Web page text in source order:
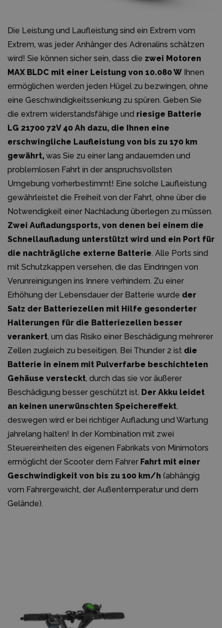
Die Leistung und Laufleistung sind ein Extrem vom
Extrem, was jeder Anhänger des Adrenalins schätzen
wird! Sie können sicher sein, dass die zwei Motoren
MAX BLDC mit einer Leistung von 10.080 W Ihnen
ermöglichen werden jeden Hügel zu bezwingen, ohne
eine Geschwindigkeitssenkung zu spüren. Geben Sie
die extrem widerstandsfähige und riesige Batterie
LG 21700 72V 40 Ah dazu, die Ihnen eine
erschwingliche Laufleistung von bis zu 170 km
gewährt, was Sie zu einer lang andauernden und
problemlosen Fahrt in der anspruchsvollsten
Umgebung vorherbestimmt! Eine solche Laufleistung
gewährleistet die Freiheit von der Fahrt, ohne über die
Notwendigkeit einer Nachladung überlegen zu müssen.
Zwei Aufladungsports, von denen bei einem die
Schnellaufladung unterstützt wird und ein Port für
die nachträgliche externe Batterie. Alle Ports sind
mit Schutzkappen versehen, die das Eindringen von
Verunreinigungen ins Innere verhindern. Zu einer
Erhöhung der Lebensdauer der Batterie wurde der
Satz der Batteriezellen mit Hilfe gesonderter
Halterungen für die Batteriezellen besser
verankert, um das Risiko einer Beschädigung mehrerer
Zellen zugleich zu beseitigen. Bei Thunder 2 ist die
Batterie in einem mit Pulverfarbe beschichteten
Gehäuse versteckt, durch das sie vor äußerer
Beschädigung besser geschützt ist. Der Akku leidet
an keinen unerwünschten Speichereffekt,
deswegen wird er bei richtiger Aufladung und Wartung
jahrelang halten! In der Kombination mit zwei
Steuereinheiten des eigenen Fabrikats von Minimotors
ermöglicht der Scooter dem Fahrer Fahrt mit einer
Geschwindigkeit von bis zu 100 km/h (abhängig
vom Fahrergewicht, der Außentemperatur und dem
Gelände).